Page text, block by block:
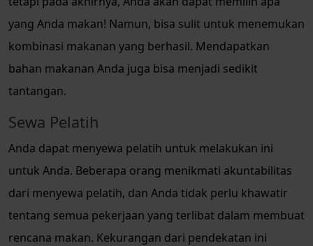
yang Anda makan! Namun, bisa sulit untuk menemukan
kombinasi makanan yang berhasil. Mendapatkan
bahan makanan Anda juga bisa menjadi sedikit
tantangan.
Sewa Pelatih
Anda dapat menyewa pelatih untuk melakukan ini
untuk Anda. Beberapa orang menikmati akuntabilitas
dari menyewa pelatih, dan Anda tidak perlu khawatir
tentang semua pekerjaan yang terlibat dalam membuat
rencana makan. Kekurangan dari pendekatan ini